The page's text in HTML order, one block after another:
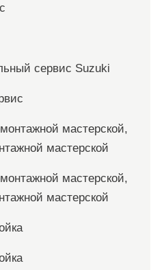
сервис Suzuki
мастерской,
мастерской
мастерской,
мастерской